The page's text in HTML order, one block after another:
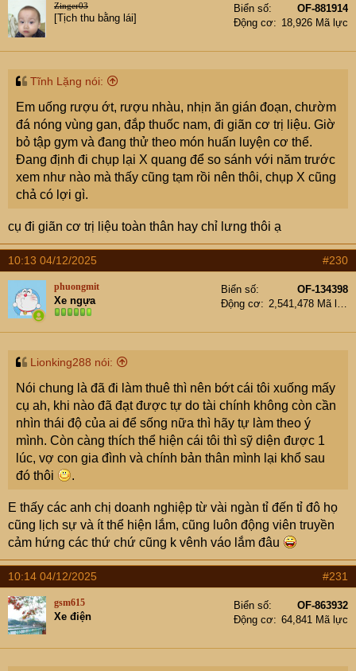
Zinger03
[Tịch thu bằng lái]
Biển số
OF-881914
Động cơ
18,926 Mã lực
Tĩnh Lặng nói:
Em uống rượu ớt, rượu nhàu, nhịn ăn gián đoạn, chườm
đá nóng vùng gan, đắp thuốc nam, đi giãn cơ trị liệu. Giờ
bỏ tập gym và đang thử theo món huấn luyện cơ thể.
Đang định đi chụp lại X quang để so sánh với năm trước
xem như nào mà thấy cũng tạm rồi nên thôi, chụp X cũng
chả có lợi gì.
cụ đi giãn cơ trị liệu toàn thân hay chỉ lưng thôi ạ
10:13 04/12/2025 #230
phuongmit
Xe ngựa
Biển số
OF-134398
Động cơ
2,541,478 Mã lực
Lionking288 nói:
Nói chung là đã đi làm thuê thì nên bớt cái tôi xuống mấy
cụ ah, khi nào đã đạt được tự do tài chính không còn cần
nhìn thái độ của ai để sống nữa thì hãy tự làm theo ý
mình. Còn càng thích thể hiện cái tôi thì sỹ diện được 1
lúc, vợ con gia đình và chính bản thân mình lại khổ sau
đó thôi
.
E thấy các anh chị doanh nghiệp từ vài ngàn tỉ đến tỉ đô họ
cũng lịch sự và ít thể hiện lắm, cũng luôn động viên truyền
cảm hứng các thứ chứ cũng k vênh váo lắm đâu
10:14 04/12/2025 #231
gsm615
Xe điện
Biển số
OF-863932
Động cơ
64,841 Mã lực